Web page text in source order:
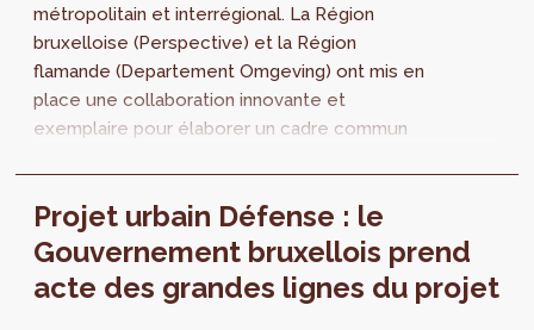
métropolitain et interrégional. La Région
bruxelloise (Perspective) et la Région
flamande (Departement Omgeving) ont mis en
place une collaboration innovante et
exemplaire pour élaborer un cadre commun
quartier général de la Défense, un parc
paysager métropolitain, des activités
économiques, des logements et des
équipements publics.
Projet urbain Défense : le
Gouvernement bruxellois prend
acte des grandes lignes du projet